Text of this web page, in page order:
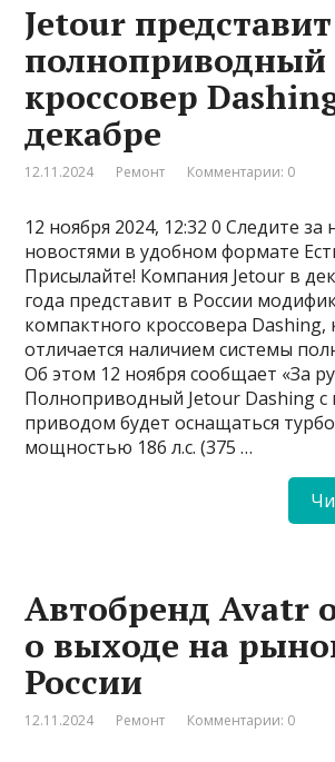
Jetour представит
полноприводный
кроссовер
декабре
12.11.2024 Ремонт Комментарии: 0
12 ноября 2024, 12:32 0 Следите
новостями в удобном формате
Присылайте! Компания Jetour в
года представит в России
компактного кроссовера Dashing,
отличается наличием системы
Об этом 12 ноября сообщает «За
Полноприводный Jetour Dashing
приводом будет оснащаться
мощностью 186 л.с. (375 …
Автобренд Avatr
о выходе на
России
12.11.2024 Ремонт Комментарии: 0